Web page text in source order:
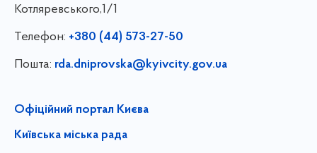
Котляревського,1/1
Телефон: +380 (44) 573-27-50
Пошта: rda.dniprovska@kyivcity.gov.ua
Офіційний портал Києва
Київська міська рада